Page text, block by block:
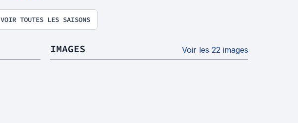
VOIR TOUTES LES SAISONS
IMAGES Voir les 22 images